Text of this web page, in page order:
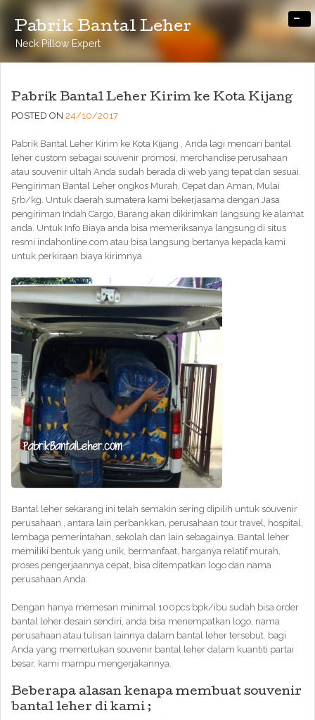
Pabrik Bantal Leher
Neck Pillow Expert
-
Pabrik Bantal Leher Kirim ke Kota Kijang
POSTED ON 24/10/2017
Pabrik Bantal Leher Kirim ke Kota Kijang , Anda lagi mencari bantal
leher custom sebagai souvenir promosi, merchandise perusahaan
atau souvenir ultah Anda sudah berada di web yang tepat dan sesuai.
Pengiriman Bantal Leher ongkos Murah, Cepat dan Aman, Mulai
5rb/kg. Untuk daerah sumatera kami bekerjasama dengan Jasa
pengiriman Indah Cargo, Barang akan dikirimkan langsung ke alamat
anda. Untuk Info Biaya anda bisa memeriksanya langsung di situs
resmi indahonline.com atau bisa langsung bertanya kepada kami
untuk perkiraan biaya kirimnya
Bantal leher sekarang ini telah semakin sering dipilih untuk souvenir
perusahaan , antara lain perbankkan, perusahaan tour travel, hospital,
lembaga pemerintahan, sekolah dan lain sebagainya. Bantal leher
memiliki bentuk yang unik, bermanfaat, harganya relatif murah,
proses pengerjaannya cepat, bisa ditempatkan logo dan nama
perusahaan Anda.
Dengan hanya memesan minimal 100pcs bpk/ibu sudah bisa order
bantal leher desain sendiri, anda bisa menempatkan logo, nama
perusahaan atau tulisan lainnya dalam bantal leher tersebut. bagi
Anda yang memerlukan souvenir bantal leher dalam kuantiti partai
besar, kami mampu mengerjakannya.
Beberapa alasan kenapa membuat souvenir
bantal leher di kami ;